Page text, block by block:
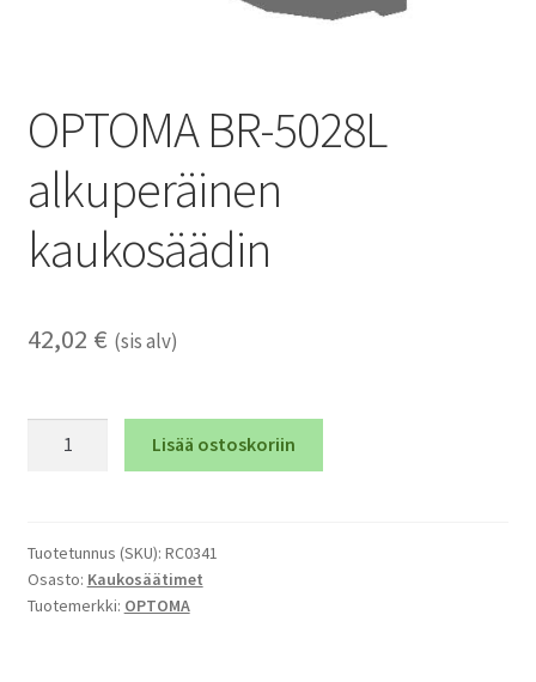
OPTOMA BR-5028L
alkuperäinen
kaukosäädin
42,02 € (sis alv)
kaukosäädin
määrä
Lisää ostoskoriin
Tuotetunnus (SKU): RC0341
Osasto: Kaukosäätimet
Tuotemerkki: OPTOMA